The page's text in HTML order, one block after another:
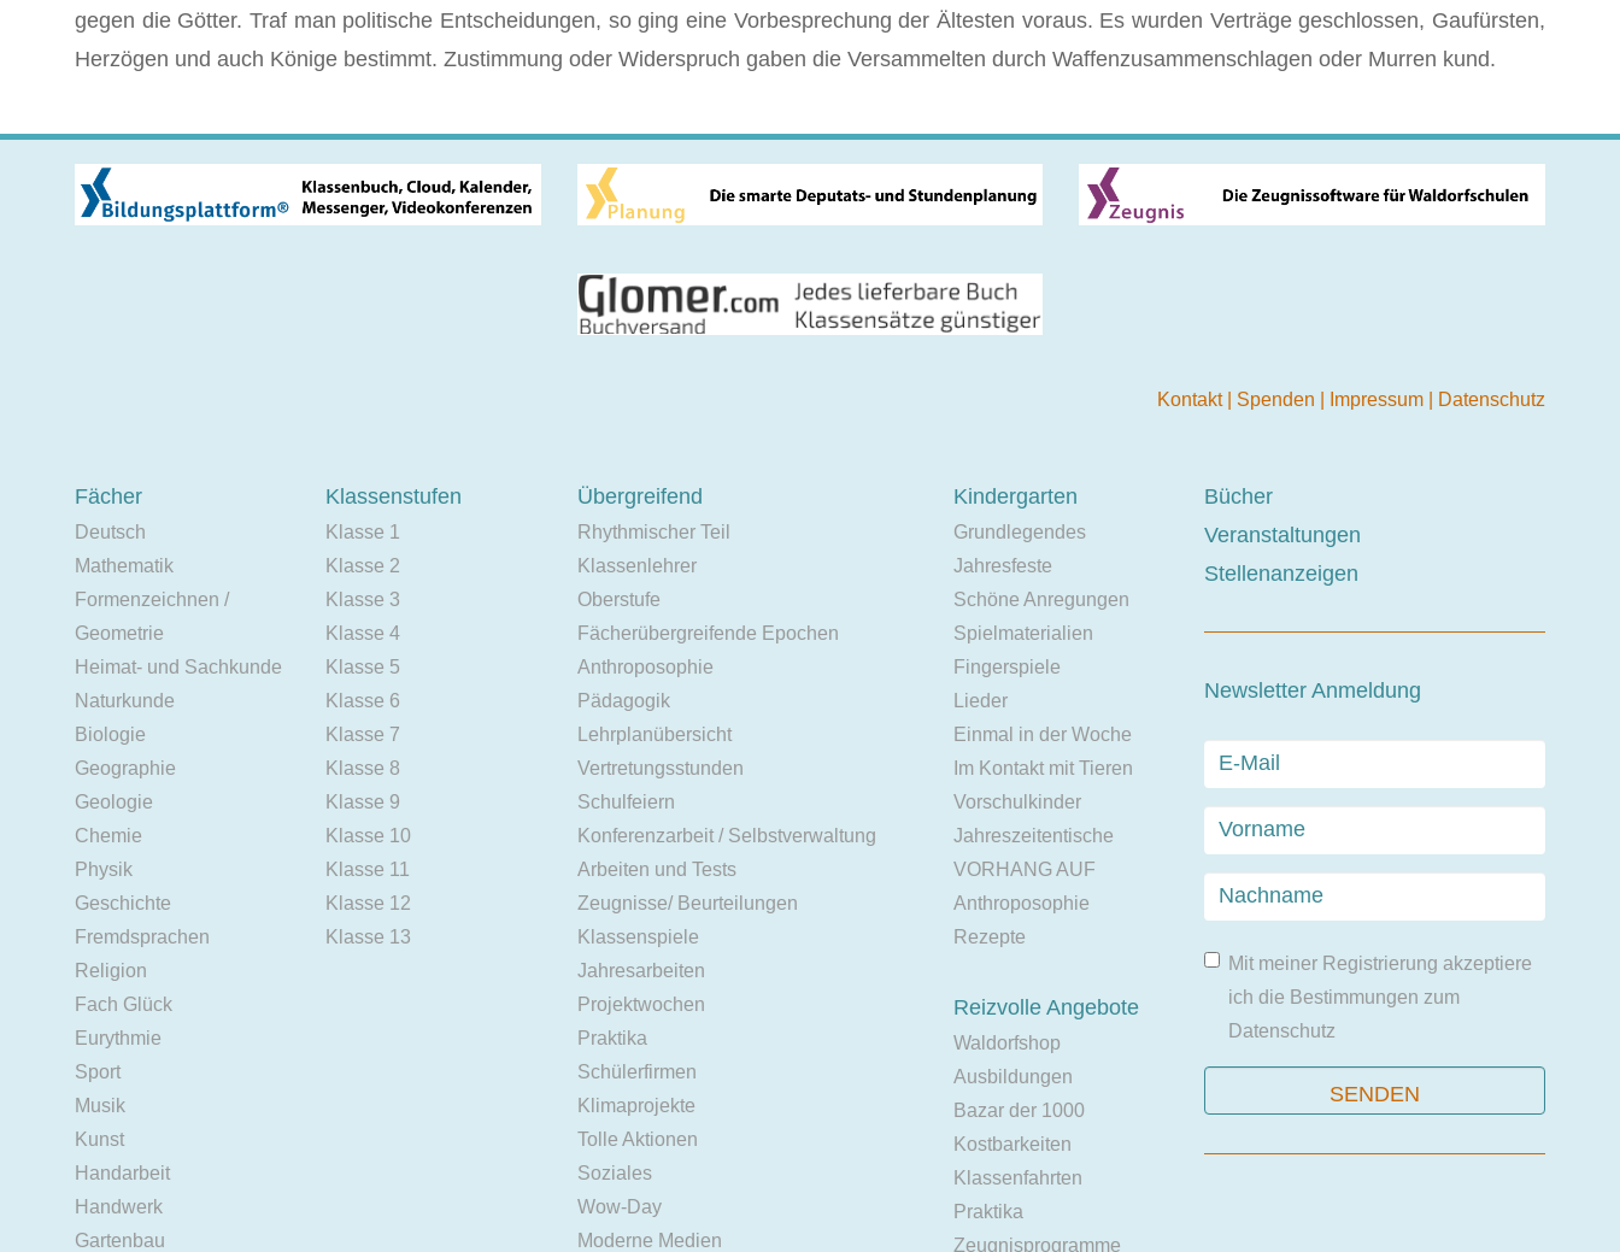
gegen die Götter. Traf man politische Entscheidungen, so ging eine Vorbesprechung der Ältesten voraus. Es wurden Verträge geschlossen, Gaufürsten,
Herzögen und auch Könige bestimmt. Zustimmung oder Widerspruch gaben die Versammelten durch Waffenzusammenschlagen oder Murren kund.
Kontakt Spenden Impressum Datenschutz
Fächer
Deutsch
Mathematik
Formenzeichnen /
Geometrie
Heimat- und Sachkunde
Naturkunde
Biologie
Geographie
Geologie
Chemie
Physik
Geschichte
Fremdsprachen
Religion
Fach Glück
Eurythmie
Sport
Musik
Kunst
Handarbeit
Handwerk
Gartenbau
Klassenstufen
Klasse 1
Klasse 2
Klasse 3
Klasse 4
Klasse 5
Klasse 6
Klasse 7
Klasse 8
Klasse 9
Klasse 10
Klasse 11
Klasse 12
Klasse 13
Übergreifend
Rhythmischer Teil
Klassenlehrer
Oberstufe
Fächerübergreifende Epochen
Anthroposophie
Pädagogik
Lehrplanübersicht
Vertretungsstunden
Schulfeiern
Konferenzarbeit / Selbstverwaltung
Arbeiten und Tests
Zeugnisse/ Beurteilungen
Klassenspiele
Jahresarbeiten
Projektwochen
Praktika
Schülerfirmen
Klimaprojekte
Tolle Aktionen
Soziales
Wow-Day
Moderne Medien
Kindergarten
Grundlegendes
Jahresfeste
Schöne Anregungen
Spielmaterialien
Fingerspiele
Lieder
Einmal in der Woche
Im Kontakt mit Tieren
Vorschulkinder
Jahreszeitentische
VORHANG AUF
Anthroposophie
Rezepte
Reizvolle Angebote
Waldorfshop
Ausbildungen
Bazar der 1000
Kostbarkeiten
Klassenfahrten
Praktika
Zeugnisprogramme
Bücher
Veranstaltungen
Stellenanzeigen
Newsletter Anmeldung
Mit meiner Registrierung akzeptiere
ich die Bestimmungen zum
Datenschutz